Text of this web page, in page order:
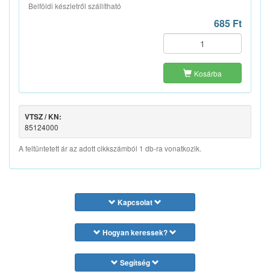
Belföldi készletről szállítható
685 Ft
Kosárba
VTSZ / KN:
85124000
A feltüntetett ár az adott cikkszámból 1 db-ra vonatkozik.
Kapcsolat
Hogyan keressek?
Segítség